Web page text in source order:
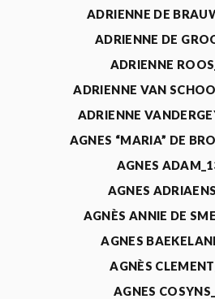
ADRIENNE DE
ADRIENNE DE
ADRIENNE
ADRIENNE VAN
ADRIENNE
AGNES “MARIA” DE
AGNES
AGNES
AGNÈS ANNIE DE
AGNES
AGNÈS
AGNES